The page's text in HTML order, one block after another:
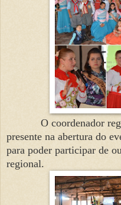
O coordenador
presente na abertura do
para poder participar de
regional.